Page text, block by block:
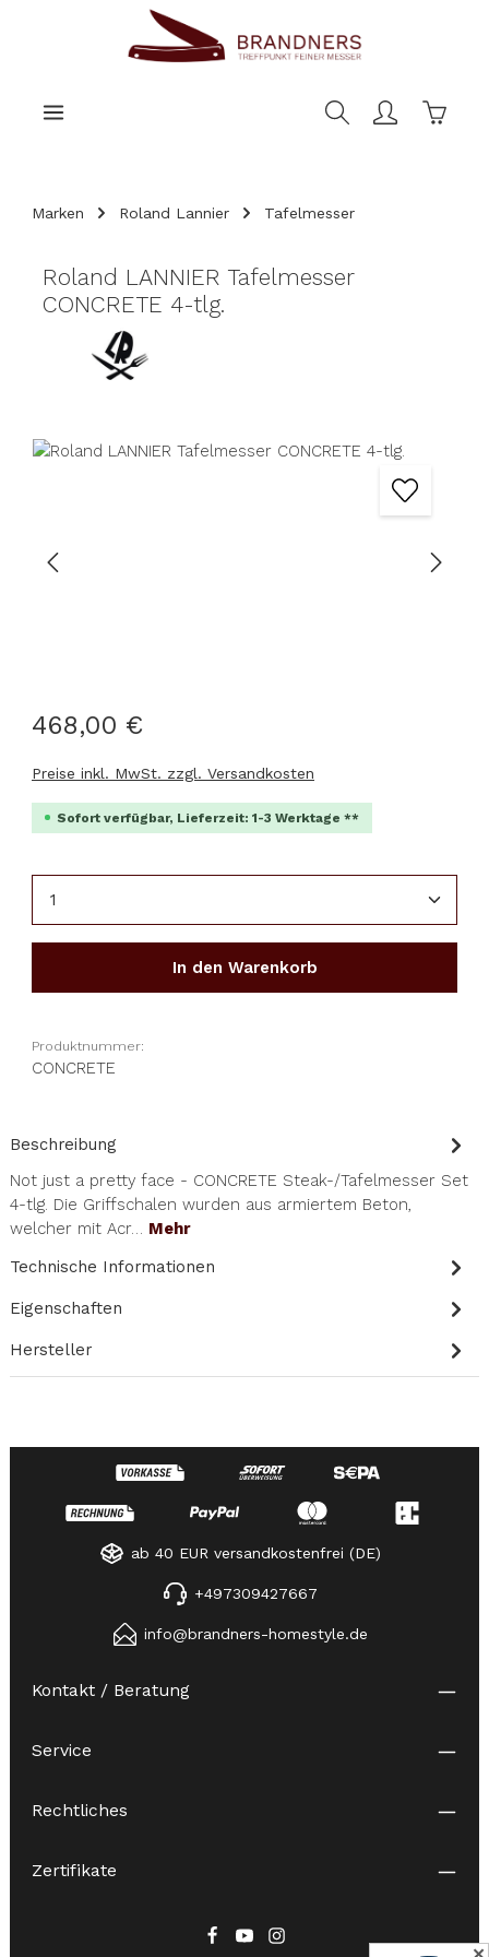
Marken Roland Lannier Tafelmesser
Roland LANNIER Tafelmesser
CONCRETE 4-tlg.
Bildergalerie überspringen
468,00 €
Preise inkl. MwSt. zzgl. Versandkosten
Sofort verfügbar, Lieferzeit: 1-3 Werktage **
In den Warenkorb
Produktnummer:
CONCRETE
Beschreibung
Not just a pretty face - CONCRETE Steak-/Tafelmesser Set
4-tlg. Die Griffschalen wurden aus armiertem Beton,
welcher mit Acr… Mehr
Technische Informationen
Eigenschaften
Hersteller
ab 40 EUR versandkostenfrei (DE)
+497309427667
info@brandners-homestyle.de
Kontakt / Beratung
Service
Rechtliches
Zertifikate